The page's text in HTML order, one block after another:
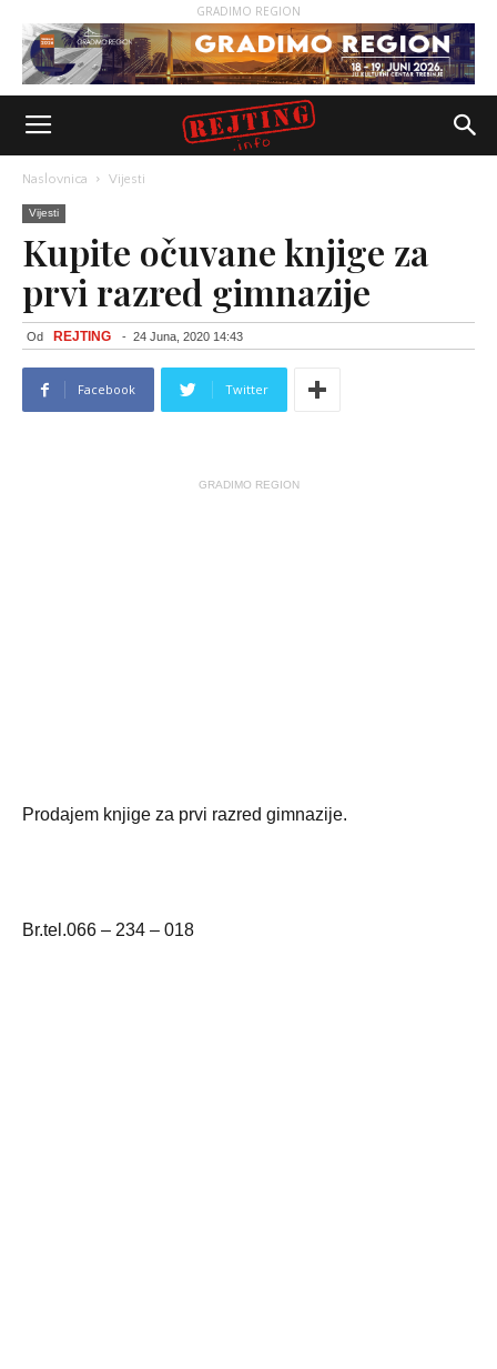
GRADIMO REGION
Naslovnica Vijesti
Vijesti
Kupite očuvane knjige za
prvi razred gimnazije
Od REJTING - 24 Juna, 2020 14:43
Facebook Twitter
GRADIMO REGION
Prodajem knjige za prvi razred gimnazije.
Br.tel.066 – 234 – 018